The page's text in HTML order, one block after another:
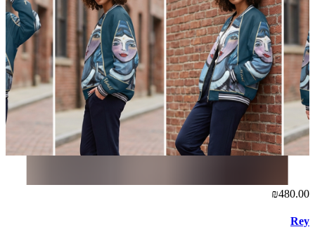
₪480.00
Rey